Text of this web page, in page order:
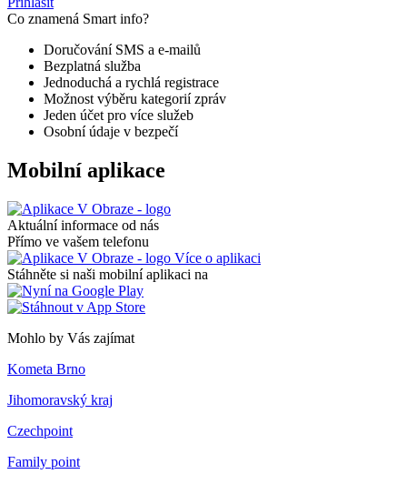
Co znamená Smart info?
Doručování SMS a e-mailů
Bezplatná služba
Jednoduchá a rychlá registrace
Možnost výběru kategorií zpráv
Jeden účet pro více služeb
Osobní údaje v bezpečí
Mobilní aplikace
Aktuální informace od nás
Přímo ve vašem telefonu
Více o aplikaci
Stáhněte si naši mobilní aplikaci na
Mohlo by Vás zajímat
Kometa Brno
Jihomoravský kraj
Czechpoint
Family point